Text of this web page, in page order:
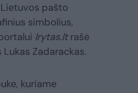
pašto
simbolius,
lrytas.ltrašė
Zadarackas.
kuriame